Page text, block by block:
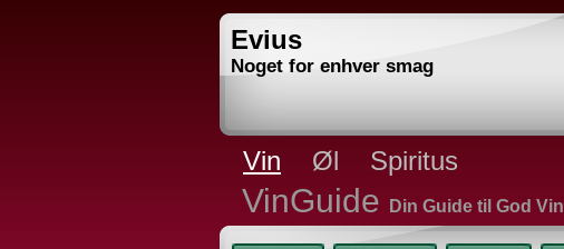
Evius
Noget for enhver smag
Vin Øl Spiritus
VinGuide Din Guide til God Vin